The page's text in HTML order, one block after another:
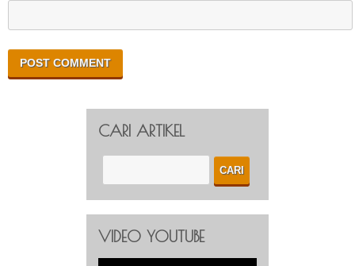
CARI ARTIKEL
VIDEO YOUTUBE